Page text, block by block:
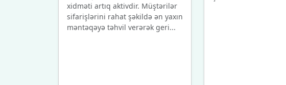
xidməti artıq aktivdir. Müştərilər
sifarişlərini rahat şəkildə ən yaxın
məntəqəyə təhvil verərək geri...